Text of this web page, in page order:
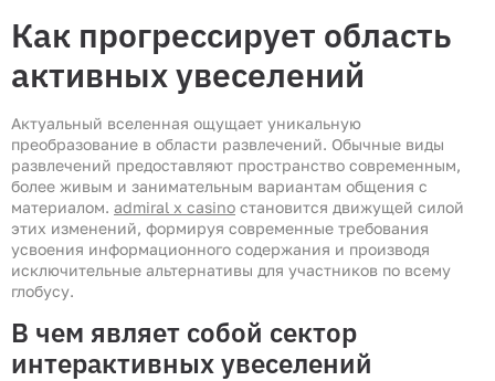
Как прогрессирует область
активных увеселений
Актуальный вселенная ощущает уникальную
преобразование в области развлечений. Обычные виды
развлечений предоставляют пространство современным,
более живым и занимательным вариантам общения с
материалом. admiral x casino становится движущей силой
этих изменений, формируя современные требования
усвоения информационного содержания и производя
исключительные альтернативы для участников по всему
глобусу.
В чем являет собой сектор
интерактивных увеселений